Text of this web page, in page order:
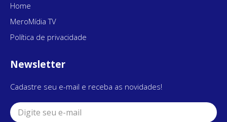
Home
MeroMídia TV
Política de privacidade
Newsletter
Cadastre seu e-mail e receba as novidades!